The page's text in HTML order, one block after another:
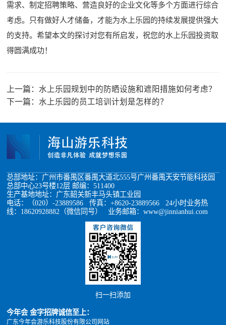
需求、制定招聘策略、营造良好的企业文化等多个方面进行综合
考虑。只有做好人才储备，才能为水上乐园的持续发展提供强大
的支持。希望本文的探讨对您有所启发，祝您的水上乐园投资取
得圆满成功！
上一篇： 水上乐园规划中的防晒设施和遮阳措施如何考虑？
下一篇： 水上乐园的员工培训计划是怎样的？
总部地址：广州市番禺区番禺大道北555号广州番禺天安节能科技园
总部中心23号楼12层 邮编：511400
生产基地地址：广东韶关新丰马头镇工业园
电话：（020）-23889586 传真：+8620-23889566 24小时业务热
线：18620928882（微信同号） 业务邮箱：www@jinnianhui.com
扫一扫添加
今年会 金字招牌诚信至上：
广东今年会游乐科技股份有限公司网站